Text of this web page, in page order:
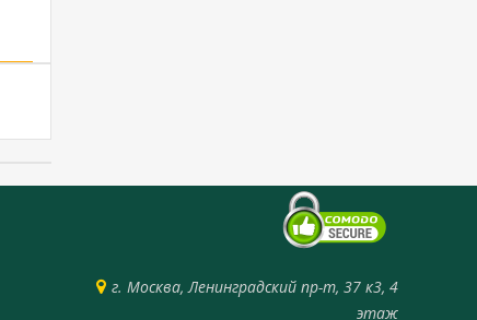
г. Москва, Ленинградский пр-т, 37 к3, 4
этаж